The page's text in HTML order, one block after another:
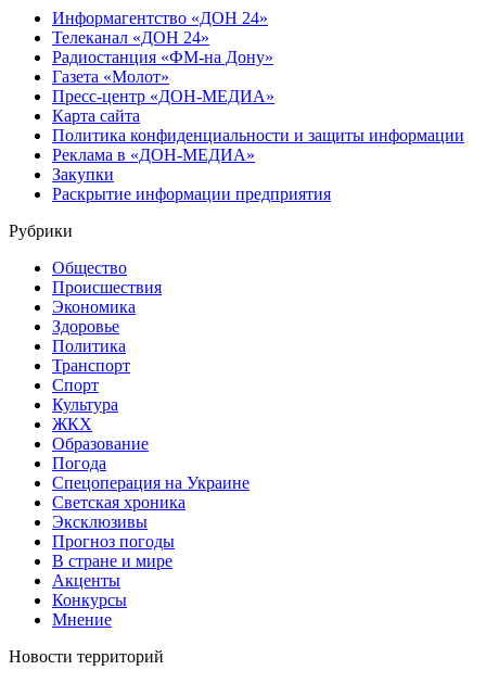
Информагентство «ДОН 24»
Телеканал «ДОН 24»
Радиостанция «ФМ-на Дону»
Газета «Молот»
Пресс-центр «ДОН-МЕДИА»
Карта сайта
Политика конфиденциальности и защиты информации
Реклама в «ДОН-МЕДИА»
Закупки
Раскрытие информации предприятия
Рубрики
Общество
Происшествия
Экономика
Здоровье
Политика
Транспорт
Спорт
Культура
ЖКХ
Образование
Погода
Спецоперация на Украине
Светская хроника
Эксклюзивы
Прогноз погоды
В стране и мире
Акценты
Конкурсы
Мнение
Новости территорий